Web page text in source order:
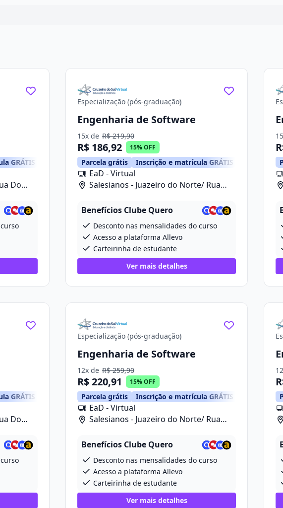
GRÁTIS
Do
Especialização (pós-graduação)
Engenharia de Software
15x de R$ 219,90
R$ 186,92 15% OFF
Parcela grátis Inscrição e matrícula GRÁTIS
EaD - Virtual
Salesianos - Juazeiro do Norte/ Rua
Benefícios Clube Quero
Desconto nas mensalidades do curso
Acesso a plataforma Allevo
Carteirinha de estudante
Ver mais detalhes
GRÁTIS
Do
Especialização (pós-graduação)
Engenharia de Software
12x de R$ 259,90
R$ 220,91 15% OFF
Parcela grátis Inscrição e matrícula GRÁTIS
EaD - Virtual
Salesianos - Juazeiro do Norte/ Rua
Benefícios Clube Quero
Desconto nas mensalidades do curso
Acesso a plataforma Allevo
Carteirinha de estudante
Ver mais detalhes